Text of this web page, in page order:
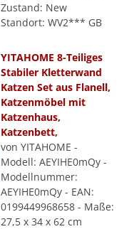
Zustand: New
Standort: WV2*** GB
YITAHOME 8-Teiliges
Stabiler Kletterwand
Katzen Set aus Flanell,
Katzenmöbel mit
Katzenhaus,
Katzenbett,
von YITAHOME -
Modell: AEYIHE0mQy -
Modellnummer:
AEYIHE0mQy - EAN:
0199449968658 - Maße:
27,5 x 34 x 62 cm